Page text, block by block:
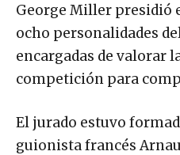
George Miller presidió
ocho personalidades
encargadas de valorar
competición para
El jurado estuvo
guionista francés